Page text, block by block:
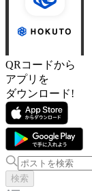
QRコードから
アプリを
ダウンロード!
検索